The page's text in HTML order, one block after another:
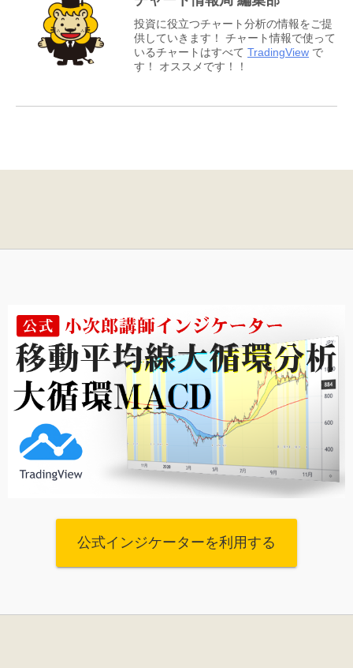
投資に役立つチャート分析の情報をご提
供していきます！ チャート情報で使って
いるチャートはすべて TradingView で
す！ オススメです！！
公式インジケーターを利用する